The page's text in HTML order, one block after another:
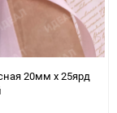
d754-11f0-
20мм х 25ярд